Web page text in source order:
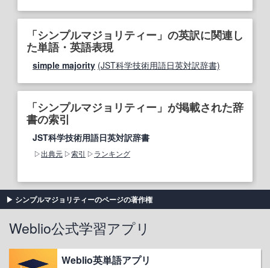
「シンプルマジョリティー」の英訳に関連し
た単語・英語表現
simple majority (JST科学技術用語日英対訳辞書)
「シンプルマジョリティー」が掲載された辞
書の索引
JST科学技術用語日英対訳辞書
出典元 索引 ランキング
シンプルマジョリティーのページの著作権
Weblio公式学習アプリ
Weblio英単語アプリ